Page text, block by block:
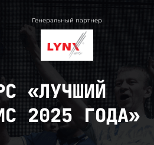
Генеральный партнер
«ЛУЧШИЙ
2025 ГОДА»